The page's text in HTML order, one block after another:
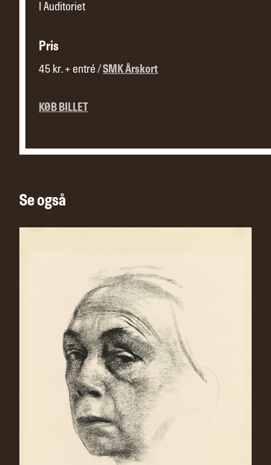
I Auditoriet
Pris
45 kr. + entré / SMK Årskort
KØB BILLET
Se også